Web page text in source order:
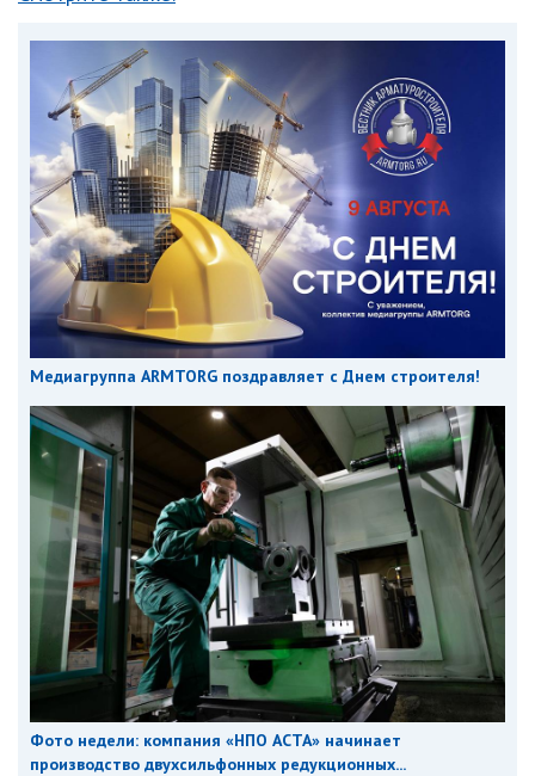
Медиагруппа ARMTORG поздравляет с Днем строителя!
Фото недели: компания «НПО АСТА» начинает
производство двухсильфонных редукционных...